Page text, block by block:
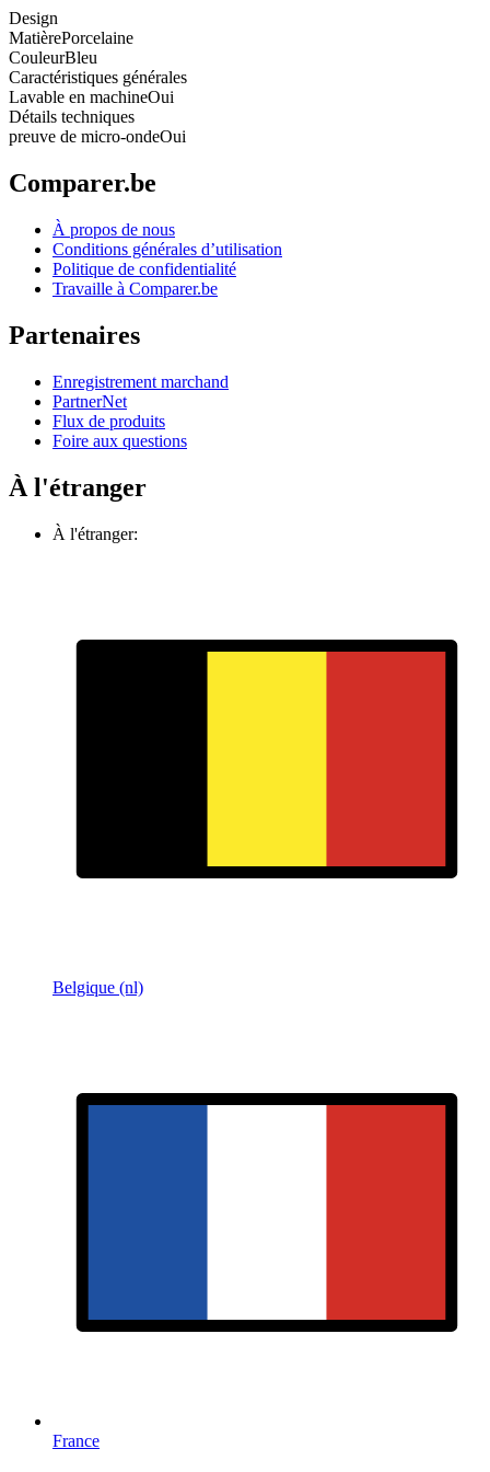
Design
MatièrePorcelaine
CouleurBleu
Caractéristiques générales
Lavable en machineOui
Détails techniques
preuve de micro-ondeOui
Comparer.be
À propos de nous
Conditions générales d’utilisation
Politique de confidentialité
Travaille à Comparer.be
Partenaires
Enregistrement marchand
PartnerNet
Flux de produits
Foire aux questions
À l'étranger
À l'étranger:
Belgique (nl)
France